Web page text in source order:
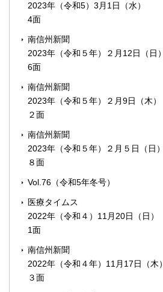
2023年（令和5）3月1日（水）
4面
南信州新聞
2023年（令和５年）２月12日（日）
6面
南信州新聞
2023年（令和５年）２月9日（木）
２面
南信州新聞
2023年（令和５年）２月５日（日）
８面
Vol.76（令和5年冬号）
医療タイムス
2022年（令和４）11月20日（日）
1面
南信州新聞
2022年（令和４年）11月17日（木）
３面